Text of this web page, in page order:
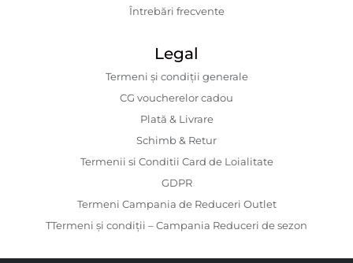
Întrebări frecvente
Legal
Termeni și condiții generale
CG voucherelor cadou
Plată & Livrare
Schimb & Retur
Termenii si Conditii Card de Loialitate
GDPR
Termeni Campania de Reduceri Outlet
TTermeni și condiții – Campania Reduceri de sezon